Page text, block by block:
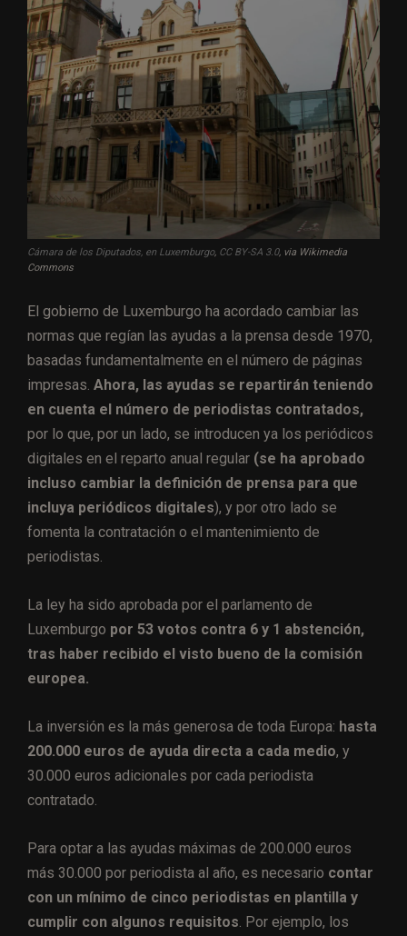
Cámara de los Diputados, en Luxemburgo, CC BY-SA 3.0, via Wikimedia
Commons
El gobierno de Luxemburgo ha acordado cambiar las
normas que regían las ayudas a la prensa desde 1970,
basadas fundamentalmente en el número de páginas
impresas. Ahora, las ayudas se repartirán teniendo
en cuenta el número de periodistas contratados,
por lo que, por un lado, se introducen ya los periódicos
digitales en el reparto anual regular (se ha aprobado
incluso cambiar la definición de prensa para que
incluya periódicos digitales), y por otro lado se
fomenta la contratación o el mantenimiento de
periodistas.
La ley ha sido aprobada por el parlamento de
Luxemburgo por 53 votos contra 6 y 1 abstención,
tras haber recibido el visto bueno de la comisión
europea.
La inversión es la más generosa de toda Europa: hasta
200.000 euros de ayuda directa a cada medio, y
30.000 euros adicionales por cada periodista
contratado.
Para optar a las ayudas máximas de 200.000 euros
más 30.000 por periodista al año, es necesario contar
con un mínimo de cinco periodistas en plantilla y
cumplir con algunos requisitos . Por ejemplo, los